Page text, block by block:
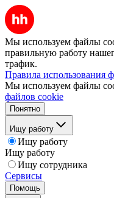
Мы используем файлы
правильную работу
трафик.
Правила использования
Мы используем файлы
файлов cookie
Понятно
Ищу работу
Ищу работу
Ищу работу
Ищу сотрудника
Сервисы
Помощь